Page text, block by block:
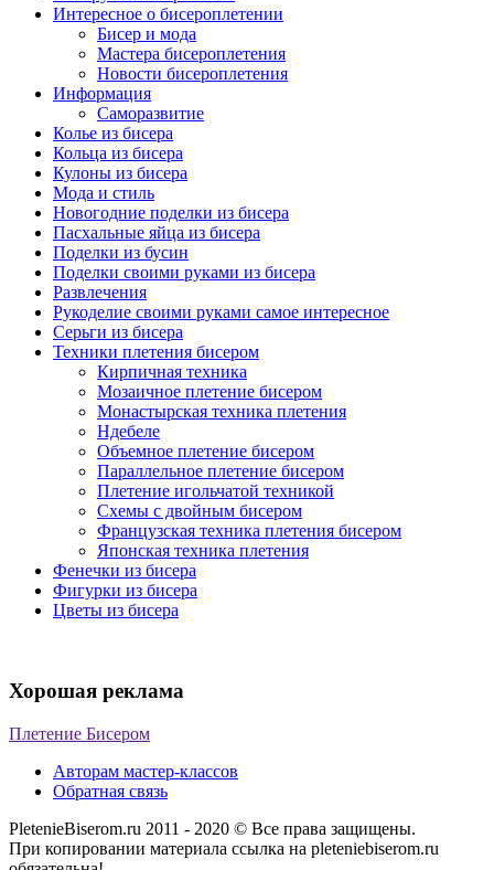
Интересное о бисероплетении
Бисер и мода
Мастера бисероплетения
Новости бисероплетения
Информация
Саморазвитие
Колье из бисера
Кольца из бисера
Кулоны из бисера
Мода и стиль
Новогодние поделки из бисера
Пасхальные яйца из бисера
Поделки из бусин
Поделки своими руками из бисера
Развлечения
Рукоделие своими руками самое интересное
Серьги из бисера
Техники плетения бисером
Кирпичная техника
Мозаичное плетение бисером
Монастырская техника плетения
Ндебеле
Объемное плетение бисером
Параллельное плетение бисером
Плетение игольчатой техникой
Схемы с двойным бисером
Французская техника плетения бисером
Японская техника плетения
Фенечки из бисера
Фигурки из бисера
Цветы из бисера
Хорошая реклама
Плетение Бисером
Авторам мастер-классов
Обратная связь
PletenieBiserom.ru 2011 - 2020 © Все права защищены.
При копировании материала ссылка на pleteniebiserom.ru